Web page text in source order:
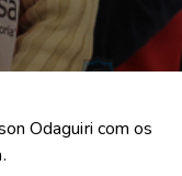
Odaguiri com os